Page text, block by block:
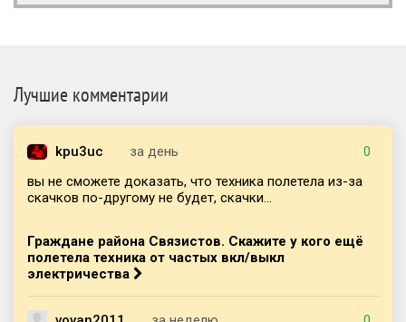
Лучшие комментарии
kpu3uc за день
0
вы не сможете доказать, что техника полетела из-за
скачков по-другому не будет, скачки...
Граждане района Связистов. Скажите у кого ещё
полетела техника от частых вкл/выкл
электричества